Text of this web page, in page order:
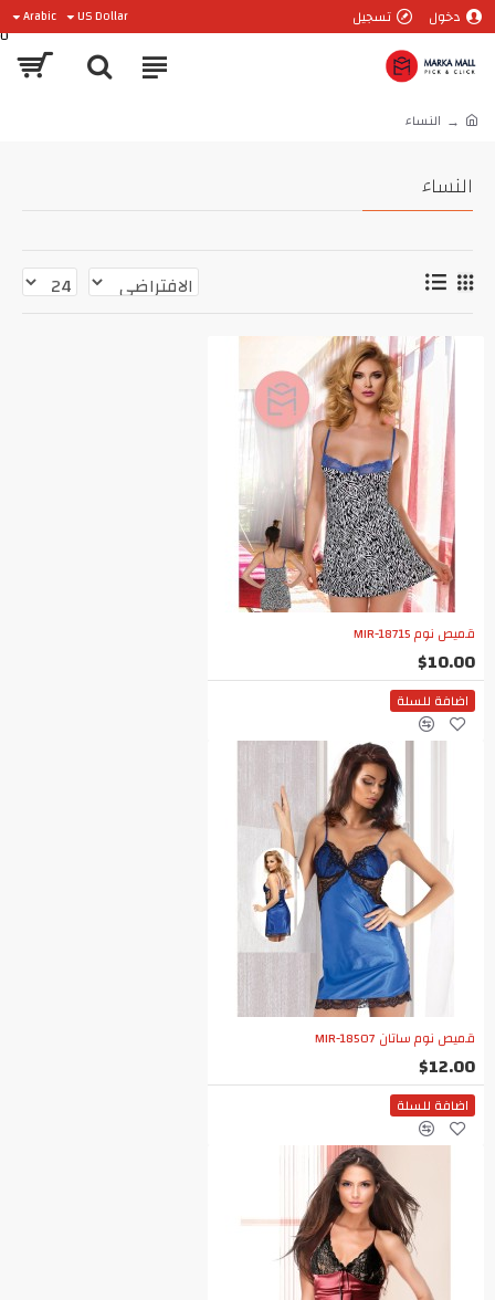
دخول تسجيل US Dollar
Arabic
0
النساء
النساء
قميص نوم MIR-18715
$10.00
اضافة للسلة
قميص نوم ساتان MIR-18507
$12.00
اضافة للسلة